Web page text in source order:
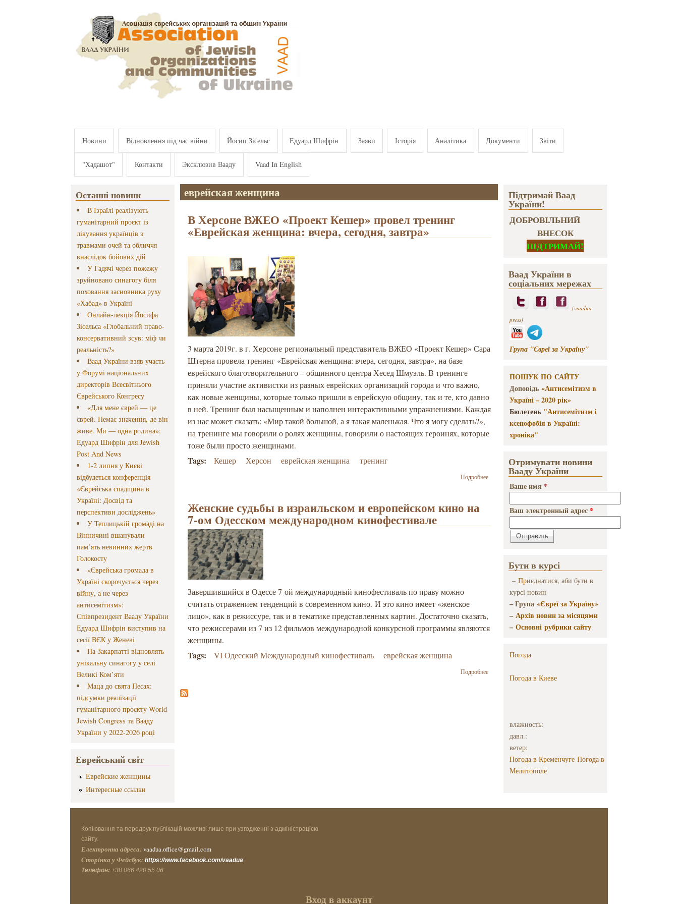
Новини Відновлення під час війни Йосип Зісельс Едуард Шифрін Заяви Історія Аналітика Документи Звіти
"Хадашот" Контакти Эксклюзив Вааду Vaad In English
Останні новини
В Ізраїлі реалізують
гуманітарний проєкт із
лікування українців з
травмами очей та обличчя
внаслідок бойових дій
У Гадячі через пожежу
зруйновано синагогу біля
поховання засновника руху
«Хабад» в Україні
Онлайн-лекція Йосифа
Зісельса «Глобальний право-
консервативний зсув: міф чи
реальність?»
Ваад України взяв участь
у Форумі національних
директорів Всесвітнього
Єврейського Конгресу
«Для мене єврей — це
єврей. Немає значення, де він
живе. Ми — одна родина»:
Едуард Шифрін для Jewish
Post And News
1-2 липня у Києві
відбудеться конференція
«Єврейська спадщина в
Україні: Досвід та
перспективи досліджень»
У Теплицькій громаді на
Вінничині вшанували
пам’ять невинних жертв
Голокосту
«Єврейська громада в
Україні скорочується через
війну, а не через
антисемітизм»:
Співпрезидент Вааду України
Едуард Шифрін виступив на
сесії ВЄК у Женеві
На Закарпатті відновлять
унікальну синагогу у селі
Великі Ком’яти
Маца до свята Песах:
підсумки реалізації
гуманітарного проєкту World
Jewish Congress та Вааду
України у 2022-2026 році
Еврейський світ
Еврейские женщины
Интересные ссылки
еврейская женщина
В Херсоне ВЖЕО «Проект Кешер» провел тренинг
«Еврейская женщина: вчера, сегодня, завтра»
3 марта 2019г. в г. Херсоне региональный представитель ВЖЕО «Проект Кешер» Сара
Штерна провела тренинг «Еврейская женщина: вчера, сегодня, завтра», на базе
еврейского благотворительного – общинного центра Хесед Шмуэль. В тренинге
приняли участие активистки из разных еврейских организаций города и что важно,
как новые женщины, которые только пришли в еврейскую общину, так и те, кто давно
в ней. Тренинг был насыщенным и наполнен интерактивными упражнениями. Каждая
из нас может сказать: «Мир такой большой, а я такая маленькая. Что я могу сделать?»,
на тренинге мы говорили о ролях женщины, говорили о настоящих героинях, которые
тоже были просто женщинами.
Tags: Кешер Херсон еврейская женщина тренинг
Подробнеео В
«Проект
«Еврейская
Женские судьбы в израильском и европейском кино на
7-ом Одесском международном кинофестивале
Завершившийся в Одессе 7-ой международный кинофестиваль по праву можно
считать отражением тенденций в современном кино. И это кино имеет «женское
лицо», как в режиссуре, так и в тематике представленных картин. Достаточно сказать,
что режиссерами из 7 из 12 фильмов международной конкурсной программы являются
женщины.
Tags: VI Одесский Международный кинофестиваль еврейская женщина
Подробнеео Женские
судьбы в
международном
кинофестивале
Підтримай Ваад
України!
ДОБРОВІЛЬНИЙ
ВНЕСОК
ПІДТРИМАЙ!
Ваад України в
соціальних мережах
(vaadua
press)
Група "Євреї за Україну"
ПОШУК ПО САЙТУ
Доповідь «Антисемітизм в
Україні – 2020 рік»
Бюлетень "Антисемітизм і
ксенофобія в Україні:
хроніка"
Отримувати новини
Вааду України
Ваше имя *
Ваш электронный адрес *
Бути в курсі
– Приєднатися, аби бути в
курсі новин
– Група «Євреї за Україну»
–Архів новин за місяцями
–Основні рубрики сайту
Погода
Погода в Киеве
влажность:
давл.:
ветер:
Погода в Кременчуге Погода в
Мелитополе
Копіювання та передрук публікацій можливі лише при узгодженні з адміністрацією
сайту.
Електронна адреса: vaadua.office@gmail.com
Сторінка у Фейсбук: https://www.facebook.com/vaadua
Телефон: +38 066 420 55 06.
Вход в аккаунт